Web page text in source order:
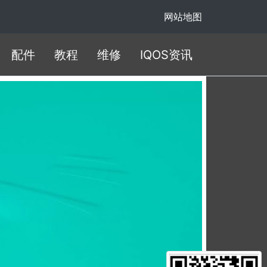
网站地图
配件 教程 维修 IQOS资讯